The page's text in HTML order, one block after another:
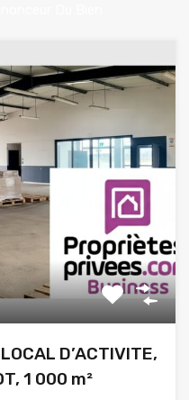
D’ACTIVITE,
1 000 m²